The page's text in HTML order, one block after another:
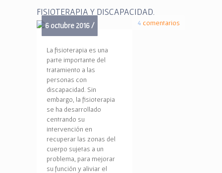
FISIOTERAPIA Y DISCAPACIDAD.
6 octubre 2016 / 4 comentarios
La fisioterapia es una
parte importante del
tratamiento a las
personas con
discapacidad. Sin
embargo, la fisioterapia
se ha desarrollado
centrando su
intervención en
recuperar las zonas del
cuerpo sujetas a un
problema, para mejorar
su función y aliviar el